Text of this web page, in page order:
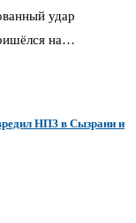
удар
на
НПЗ в Сызрани и